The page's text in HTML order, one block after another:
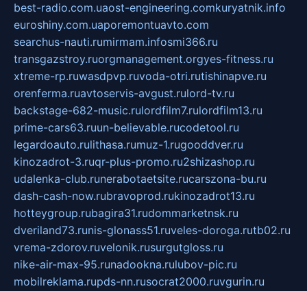
best-radio.com.uaost-engineering.comkuryatnik.info
euroshiny.com.uaporemontuavto.com
searchus-nauti.rumirmam.infosmi366.ru
transgazstroy.ruorgmanagement.orgyes-fitness.ru
xtreme-rp.ruwasdpvp.ruvoda-otri.rutishinapve.ru
orenferma.ruavtoservis-avgust.rulord-tv.ru
backstage-682-music.rulordfilm7.rulordfilm13.ru
prime-cars63.ruun-believable.rucodetool.ru
legardoauto.rulithasa.rumuz-1.rugooddver.ru
kinozadrot-3.ruqr-plus-promo.ru2shizashop.ru
udalenka-club.runerabotaetsite.rucarszona-bu.ru
dash-cash-now.rubravoprod.rukinozadrot13.ru
hotteygroup.rubagira31.rudommarketnsk.ru
dveriland73.runis-glonass51.ruveles-doroga.rutb02.ru
vrema-zdorov.ruvelonik.rusurgutgloss.ru
nike-air-max-95.runadookna.rulubov-pic.ru
mobilreklama.rupds-nn.rusocrat2000.ruvgurin.ru